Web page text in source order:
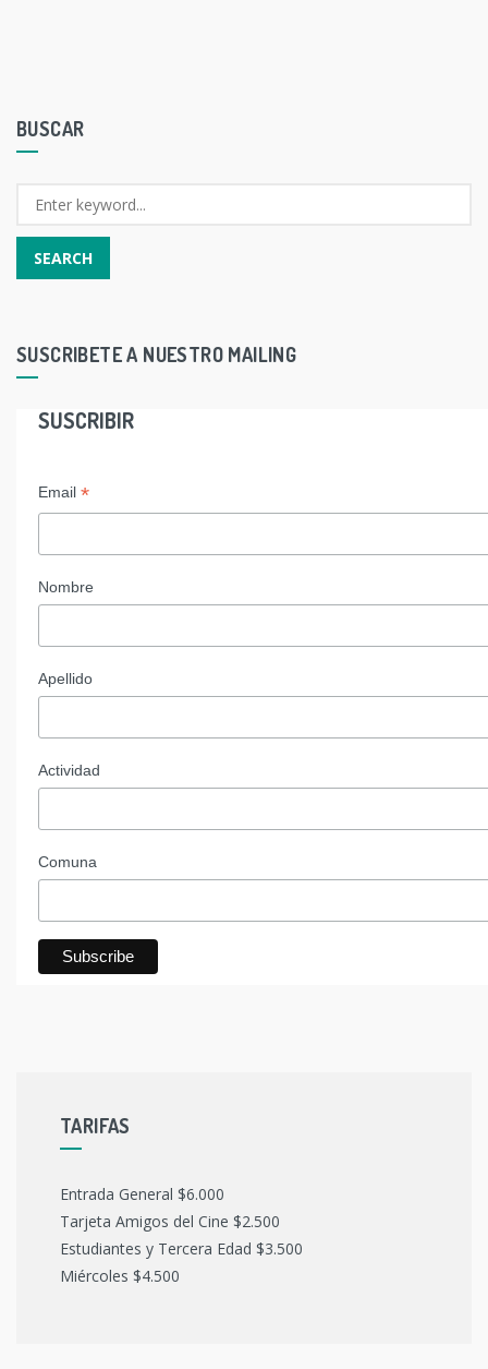
BUSCAR
SUSCRIBETE A NUESTRO MAILING
SUSCRIBIR
Email *
Nombre
Apellido
Actividad
Comuna
TARIFAS
Entrada General $6.000
Tarjeta Amigos del Cine $2.500
Estudiantes y Tercera Edad $3.500
Miércoles $4.500